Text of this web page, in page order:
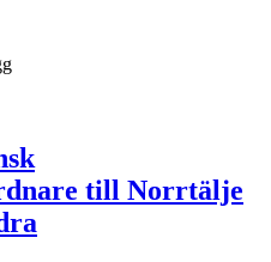
till Norrtälje